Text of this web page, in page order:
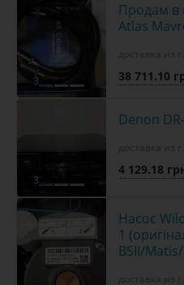
3
Продам в
Atlas
38 711.10
3
Denon
4 129.18
Насос
1
BSII/